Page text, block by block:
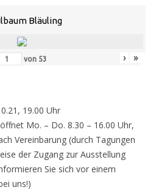
Bläuling
von 53 › »
19.00 Uhr
Mo. – Do. 8.30 – 16.00 Uhr,
Vereinbarung (durch Tagungen
der Zugang zur Ausstellung
Sie sich vor einem
uns!)